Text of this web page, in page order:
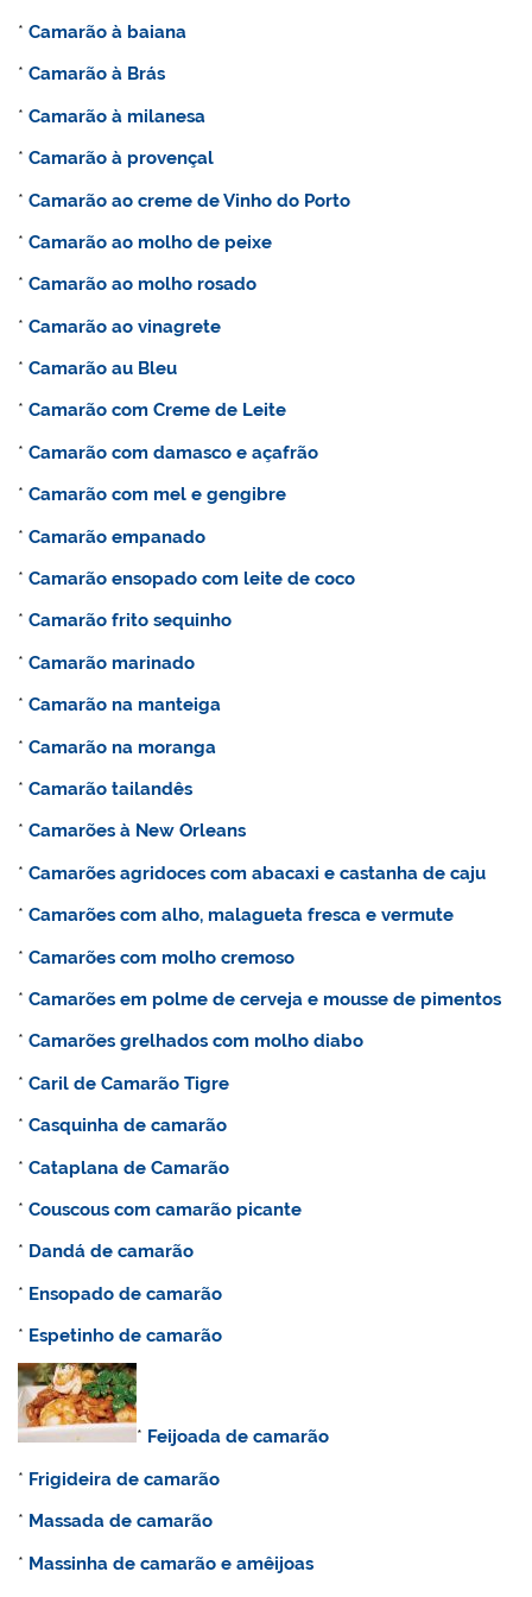
*Camarão à baiana
*Camarão à Brás
*Camarão à milanesa
*Camarão à provençal
*Camarão ao creme de Vinho do Porto
*Camarão ao molho de peixe
*Camarão ao molho rosado
*Camarão ao vinagrete
*Camarão au Bleu
*Camarão com Creme de Leite
*Camarão com damasco e açafrão
*Camarão com mel e gengibre
*Camarão empanado
*Camarão ensopado com leite de coco
*Camarão frito sequinho
*Camarão marinado
*Camarão na manteiga
*Camarão na moranga
*Camarão tailandês
*Camarões à New Orleans
*Camarões agridoces com abacaxi e castanha de caju
*Camarões com alho, malagueta fresca e vermute
*Camarões com molho cremoso
*Camarões em polme de cerveja e mousse de pimentos
*Camarões grelhados com molho diabo
*Caril de Camarão Tigre
*Casquinha de camarão
*Cataplana de Camarão
*Couscous com camarão picante
* Dandá de camarão
* Ensopado de camarão
* Espetinho de camarão
* Feijoada de camarão
* Frigideira de camarão
* Massada de camarão
* Massinha de camarão e amêijoas